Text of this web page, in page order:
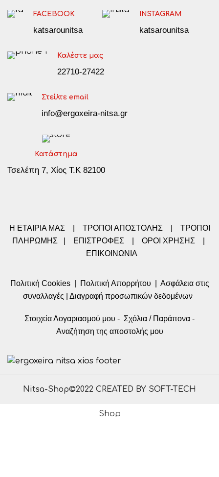
FACEBOOK
katsarounitsa
INSTAGRAM
katsarounitsa
Καλέστε μας
22710-27422
Στείλτε email
info@ergoxeira-nitsa.gr
Κατάστημα
Τσελέπη 7, Χίος Τ.Κ 82100
Η ΕΤΑΙΡΙΑ ΜΑΣ ΤΡΟΠΟΙ ΑΠΟΣΤΟΛΗΣ
ΤΡΟΠΟΙ
ΠΛΗΡΩΜΗΣ
ΕΠΙΣΤΡΟΦΕΣ ΟΡΟΙ ΧΡΗΣΗΣ
ΕΠΙΚΟΙΝΩΝΙΑ
Πολιτική Cookies| Πολιτική Απορρήτου
Ασφάλεια στις
συναλλαγές
Διαγραφή προσωπικών δεδομένων
Στοιχεία Λογαριασμού μου - Σχόλια / Παράπονα -
Αναζήτηση της αποστολής μου
Nitsa-Shop©2022 CREATED BY SOFT-TECH
Shop